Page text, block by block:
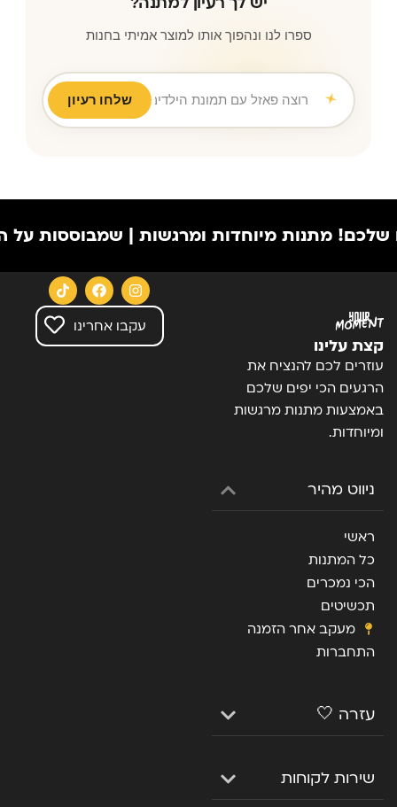
ספרו לנו ונהפוך אותו למוצר אמיתי בחנות
רוצה פאזל עם תמונת הילדים לסבא וסבתא ליו | שלחו רעיון
מתנות מיוחדות ומרגשות | שמבוססות על
קצת עלינו
עוזרים לכם להנציח את
הרגעים הכי יפים שלכם
באמצעות מתנות מרגשות
ומיוחדות.
ניווט מהיר
ראשי
כל המתנות
הכי נמכרים
תכשיטים
מעקב אחר הזמנה
התחברות
עזרה 🤍
שירות לקוחות
עקבו אחרינו